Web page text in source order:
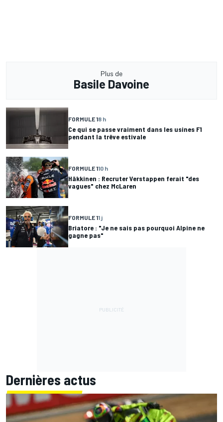
Plus de
Basile Davoine
FORMULE 18 h
Ce qui se passe vraiment dans les usines F1
pendant la trêve estivale
FORMULE 110 h
Häkkinen : Recruter Verstappen ferait "des
vagues" chez McLaren
FORMULE 11 j
Briatore : "Je ne sais pas pourquoi Alpine ne
gagne pas"
Dernières actus